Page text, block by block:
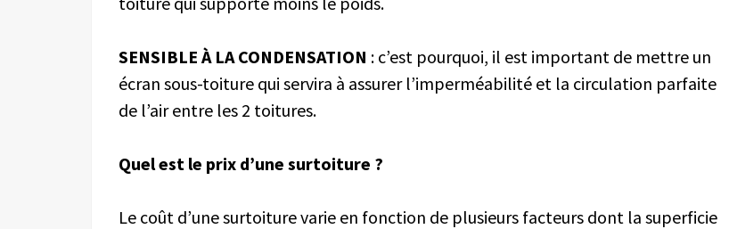
SENSIBLE À LA CONDENSATION : c’est pourquoi, il est important de mettre un
écran sous-toiture qui servira à assurer l’imperméabilité et la circulation parfaite
de l’air entre les 2 toitures.
Quel est le prix d’une surtoiture ?
Le coût d’une surtoiture varie en fonction de plusieurs facteurs dont la superficie